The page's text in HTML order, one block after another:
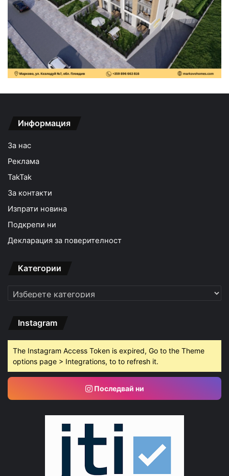
Информация
За нас
Реклама
TakTak
За контакти
Изпрати новина
Подкрепи ни
Декларация за поверителност
Категории
Категории
Instagram
The Instagram Access Token is expired, Go to the Theme
options page > Integrations, to to refresh it.
Последвай ни